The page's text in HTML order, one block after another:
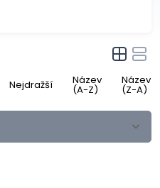
Nejdražší Název
(A-Z)
Název
(Z-A)